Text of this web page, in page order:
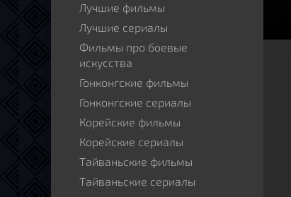
Лучшие фильмы
Лучшие сериалы
Фильмы про боевые
искусства
Гонконгские фильмы
Гонконгские сериалы
Корейские фильмы
Корейские сериалы
Тайваньские фильмы
Тайваньские сериалы